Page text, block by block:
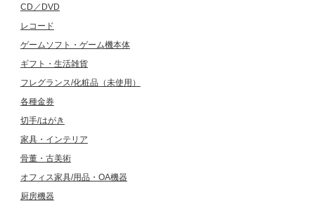
CD／DVD
レコード
ゲームソフト・ゲーム機本体
ギフト・生活雑貨
フレグランス/化粧品（未使用）
各種金券
切手/はがき
家具・インテリア
骨董・古美術
オフィス家具/用品・OA機器
厨房機器